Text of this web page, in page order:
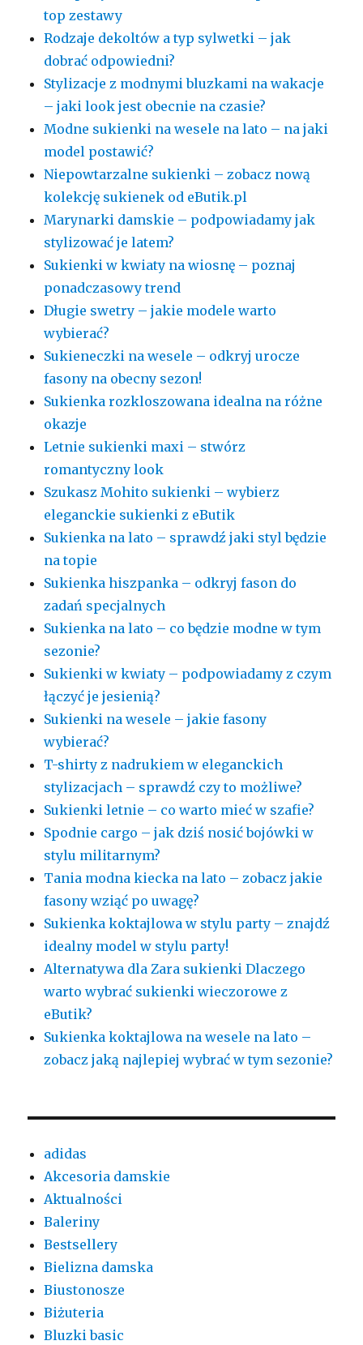
top zestawy
Rodzaje dekoltów a typ sylwetki – jak
dobrać odpowiedni?
Stylizacje z modnymi bluzkami na wakacje
– jaki look jest obecnie na czasie?
Modne sukienki na wesele na lato – na jaki
model postawić?
Niepowtarzalne sukienki – zobacz nową
kolekcję sukienek od eButik.pl
Marynarki damskie – podpowiadamy jak
stylizować je latem?
Sukienki w kwiaty na wiosnę – poznaj
ponadczasowy trend
Długie swetry – jakie modele warto
wybierać?
Sukieneczki na wesele – odkryj urocze
fasony na obecny sezon!
Sukienka rozkloszowana idealna na różne
okazje
Letnie sukienki maxi – stwórz
romantyczny look
Szukasz Mohito sukienki – wybierz
eleganckie sukienki z eButik
Sukienka na lato – sprawdź jaki styl będzie
na topie
Sukienka hiszpanka – odkryj fason do
zadań specjalnych
Sukienka na lato – co będzie modne w tym
sezonie?
Sukienki w kwiaty – podpowiadamy z czym
łączyć je jesienią?
Sukienki na wesele – jakie fasony
wybierać?
T-shirty z nadrukiem w eleganckich
stylizacjach – sprawdź czy to możliwe?
Sukienki letnie – co warto mieć w szafie?
Spodnie cargo – jak dziś nosić bojówki w
stylu militarnym?
Tania modna kiecka na lato – zobacz jakie
fasony wziąć po uwagę?
Sukienka koktajlowa w stylu party – znajdź
idealny model w stylu party!
Alternatywa dla Zara sukienki Dlaczego
warto wybrać sukienki wieczorowe z
eButik?
Sukienka koktajlowa na wesele na lato –
zobacz jaką najlepiej wybrać w tym sezonie?
adidas
Akcesoria damskie
Aktualności
Baleriny
Bestsellery
Bielizna damska
Biustonosze
Biżuteria
Bluzki basic